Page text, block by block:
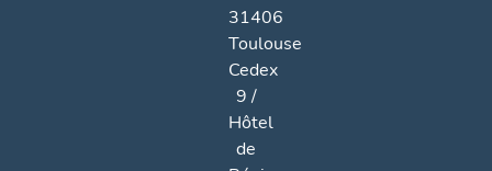
31406
Toulouse
Cedex
9 /
Hôtel
de